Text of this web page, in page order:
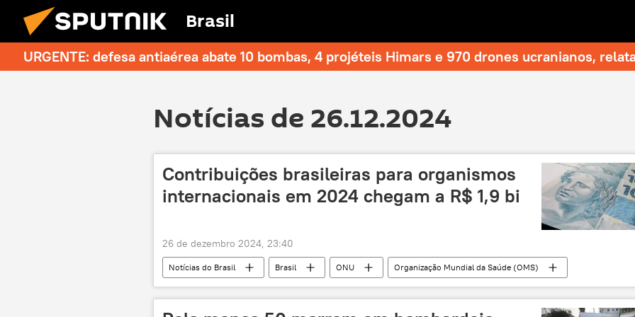
Brasil
URGENTE: defesa antiaérea abate 10 bombas, 4 projéteis Himars e 970 drones ucranianos,
Notícias de 26.12.2024
Contribuições brasileiras para organismos
internacionais em 2024 chegam a R$ 1,9 bi
26 de dezembro 2024, 23:40
Notícias do Brasil Brasil ONU
Organização Mundial da Saúde (OMS)
Organização Internacional do Trabalho (OIT)
dívidas
Nações Unidas